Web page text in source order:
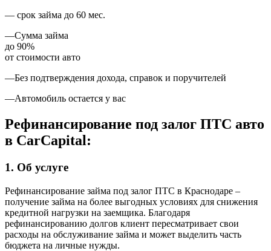
— срок займа до 60 мес.
—Сумма займа
до 90%
от стоимости авто
—Без подтверждения дохода, справок и поручителей
—Автомобиль остается у вас
Рефинансирование под залог ПТС авто
в CarCapital:
1. Об услуге
Рефинансирование займа под залог ПТС в Краснодаре –
получение займа на более выгодных условиях для снижения
кредитной нагрузки на заемщика. Благодаря
рефинансированию долгов клиент пересматривает свои
расходы на обслуживание займа и может выделить часть
бюджета на личные нужды.